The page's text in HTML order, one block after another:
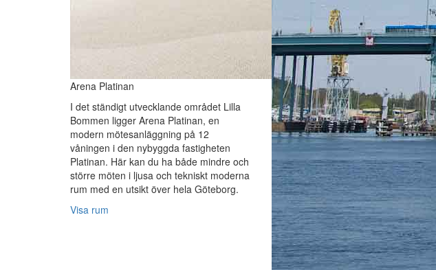
Arena Platinan
I det ständigt utvecklande området Lilla
Bommen ligger Arena Platinan, en
modern mötesanläggning på 12
våningen i den nybyggda fastigheten
Platinan. Här kan du ha både mindre och
större möten i ljusa och tekniskt moderna
rum med en utsikt över hela Göteborg.
Visa rum